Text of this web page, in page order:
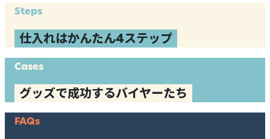
Steps
仕入れはかんたん4ステップ
Cases
グッズで成功するバイヤーたち
FAQs